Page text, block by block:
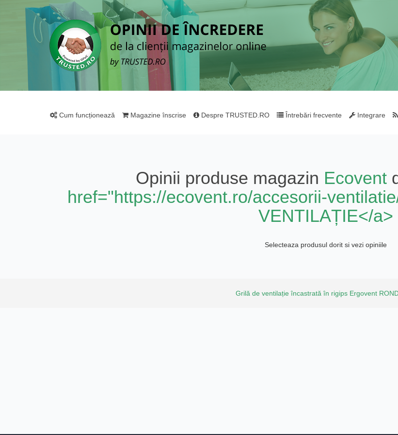
Cum funcționează Magazine înscrise Despre TRUSTED.RO Întrebări frecvente Integrare
Opinii produse magazin Ecovent
href="https://ecovent.ro/accesorii-
VENTILAȚIE</a>
Selecteaza produsul dorit si vezi opiniile
Grilă de ventilație încastrată în rigips Ergovent